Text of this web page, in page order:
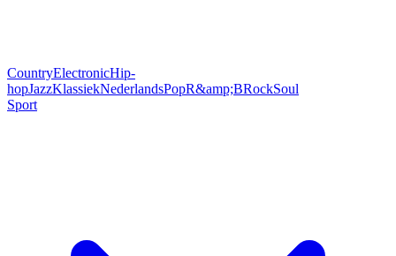
CountryElectronicHip-
hopJazzKlassiekNederlandsPopR&amp;BRockSoul
Sport